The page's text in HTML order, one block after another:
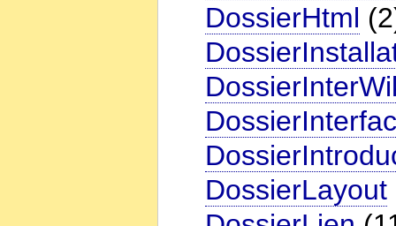
DossierHtml
DossierLayout